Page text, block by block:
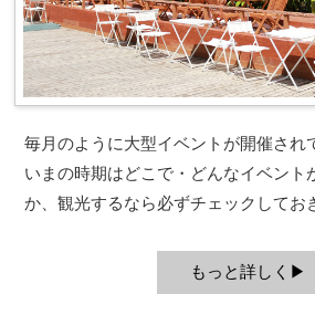
毎月のように大型イベントが開催され
いまの時期はどこで・どんなイベント
か、観光するなら必ずチェックしてお
もっと詳しく